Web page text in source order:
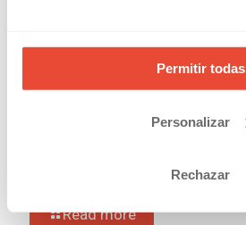
Permitir todas
Personalizar
Rechazar
maternidad y paternidad
Read more